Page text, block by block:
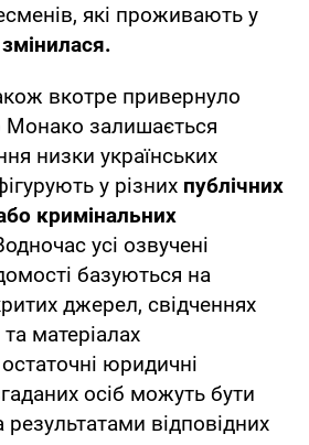
які проживають у
вкотре привернуло
Монако залишається
низки українських
у різних публічних
кримінальних
усі озвучені
базуються на
джерел, свідченнях
матеріалах
юридичні
осіб можуть бути
відповідних